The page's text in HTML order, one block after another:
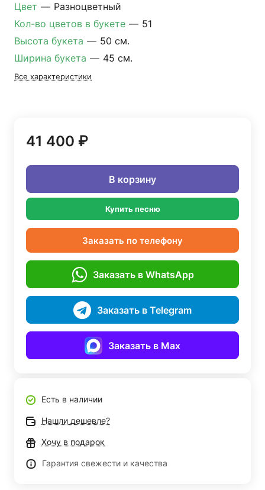
Цвет — Разноцветный
Кол-во цветов в букете — 51
Высота букета — 50 см.
Ширина букета — 45 см.
Все характеристики
41 400 ₽
В корзину
Купить песню
Заказать по телефону
Заказать в WhatsApp
Заказать в Telegram
Заказать в Max
Есть в наличии
Нашли дешевле?
Хочу в подарок
Гарантия свежести и качества